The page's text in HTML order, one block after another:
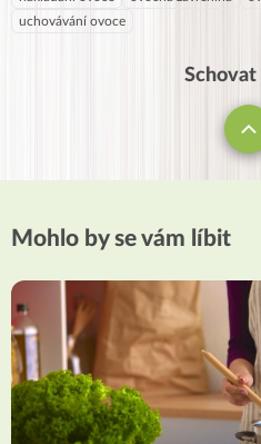
uchovávání ovoce
Mohlo by se vám líbit